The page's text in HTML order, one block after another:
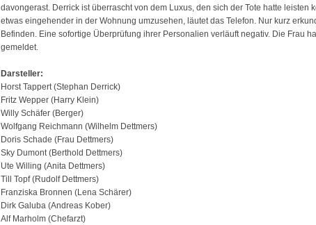
davongerast. Derrick ist überrascht von dem Luxus, den sich der Tote hatte leisten
etwas eingehender in der Wohnung umzusehen, läutet das Telefon. Nur kurz
Befinden. Eine sofortige Überprüfung ihrer Personalien verläuft negativ. Die Frau
gemeldet.
Darsteller:
Horst Tappert (Stephan Derrick)
Fritz Wepper (Harry Klein)
Willy Schäfer (Berger)
Wolfgang Reichmann (Wilhelm Dettmers)
Doris Schade (Frau Dettmers)
Sky Dumont (Berthold Dettmers)
Ute Willing (Anita Dettmers)
Till Topf (Rudolf Dettmers)
Franziska Bronnen (Lena Schärer)
Dirk Galuba (Andreas Kober)
Alf Marholm (Chefarzt)